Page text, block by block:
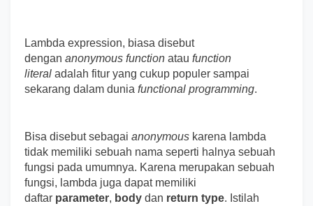
Lambda expression, biasa disebut
dengan anonymous function atau function
literal adalah fitur yang cukup populer sampai
sekarang dalam dunia functional programming.
Bisa disebut sebagai anonymous karena lambda
tidak memiliki sebuah nama seperti halnya sebuah
fungsi pada umumnya. Karena merupakan sebuah
fungsi, lambda juga dapat memiliki
daftar parameter, body dan return type. Istilah